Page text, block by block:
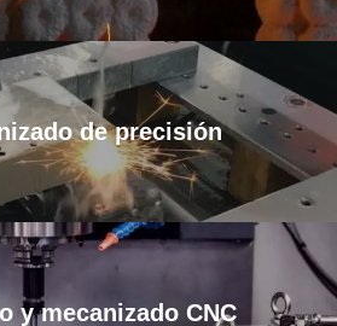
de precisión
y mecanizado CNC